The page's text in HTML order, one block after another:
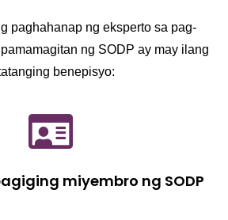
paghahanap ng eksperto sa pag-
ng SODP ay may ilang
benepisyo:
miyembro ng SODP